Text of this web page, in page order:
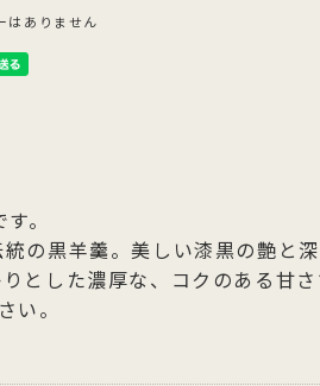
はありません
。
の黒羊羹。美しい漆黒の艶と
とした濃厚な、コクのある甘さ
。